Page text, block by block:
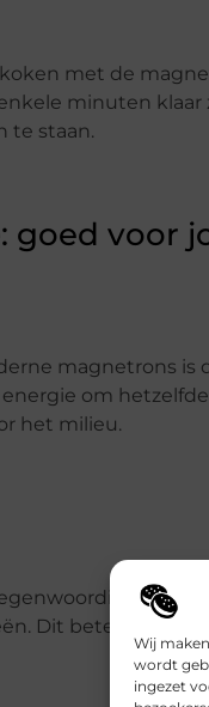
Wij
wordt
ingezet
met de
minuten
te staan.
goed voor
magnetrons
om
het milieu.
op
Dit betekent dat